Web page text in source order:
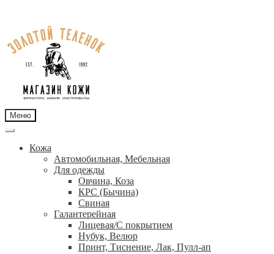
навигации
содержимому
Меню
Кожа
Автомобильная, Мебельная
Для одежды
Овчина, Коза
КРС (Бычина)
Свиная
Галантерейная
Лицевая/С покрытием
Нубук, Велюр
Принт, Тиснение, Лак, Пулл-ап